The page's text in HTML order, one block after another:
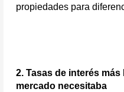
propiedades para
2. Tasas de interés
mercado necesitaba